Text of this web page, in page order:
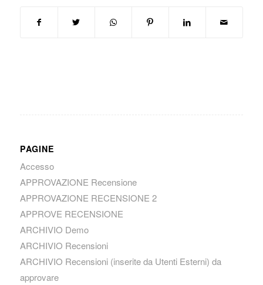
PAGINE
Accesso
APPROVAZIONE Recensione
APPROVAZIONE RECENSIONE 2
APPROVE RECENSIONE
ARCHIVIO Demo
ARCHIVIO Recensioni
ARCHIVIO Recensioni (inserite da Utenti Esterni) da
approvare